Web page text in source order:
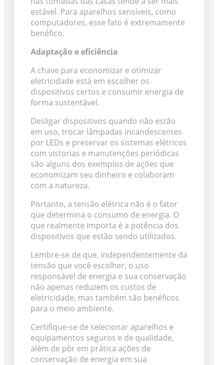
estável. Para aparelhos sensíveis, como
computadores, esse fato é extremamente
benéfico.
Adaptação e eficiência
A chave para economizar e otimizar
eletricidade está em escolher os
dispositivos certos e consumir energia de
forma sustentável.
Desligar dispositivos quando não estão
em uso, trocar lâmpadas incandescentes
por LEDs e preservar os sistemas elétricos
com vistorias e manutenções periódicas
são alguns dos exemplos de ações que
economizam seu dinheiro e colaboram
com a natureza.
Portanto, a tensão elétrica não é o fator
que determina o consumo de energia. O
que realmente importa é a potência dos
dispositivos que estão sendo utilizados.
Lembre-se de que, independentemente da
tensão que você escolher, o uso
responsável de energia e sua conservação
não apenas reduzem os custos de
eletricidade, mas também são benéficos
para o meio ambiente.
Certifique-se de selecionar aparelhos e
equipamentos seguros e de qualidade,
além de pôr em prática ações de
conservação de energia em sua